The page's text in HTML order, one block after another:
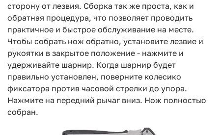
сторону от лезвия. Сборка так же проста, как и
обратная процедура, что позволяет проводить
практичное и быстрое обслуживание на месте.
Чтобы собрать нож обратно, установите лезвие и
рукоятки в закрытое положение - нажмите и
удерживайте шарнир. Когда шарнир будет
правильно установлен, поверните колесико
фиксатора против часовой стрелки до упора.
Нажмите на передний рычаг вниз. Нож полностью
собран.